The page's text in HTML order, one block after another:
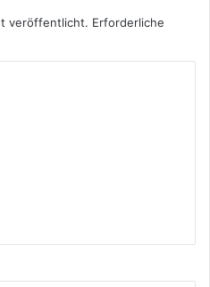
veröffentlicht. Erforderliche